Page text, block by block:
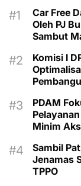
Car Free
Oleh PJ
Sambut
Komisi I
PDAM
Minim
Sambil
Jenamas
TPPO